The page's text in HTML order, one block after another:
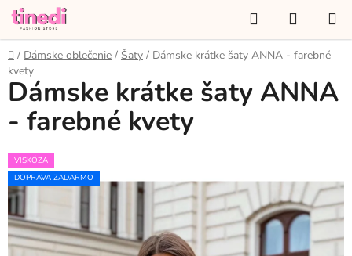
Prejsť
obsah
Hľadať
KOŠÍK
Domov
/ Dámske oblečenie / Šaty / Dámske krátke šaty ANNA - farebné
kvety
Dámske krátke šaty ANNA
- farebné kvety
VISKÓZA
DOPRAVA ZADARMO